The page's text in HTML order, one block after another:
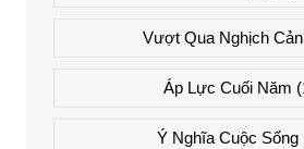
Vượt Qua Nghịch
Áp Lực Cuối Năm
Ý Nghĩa Cuộc Sống